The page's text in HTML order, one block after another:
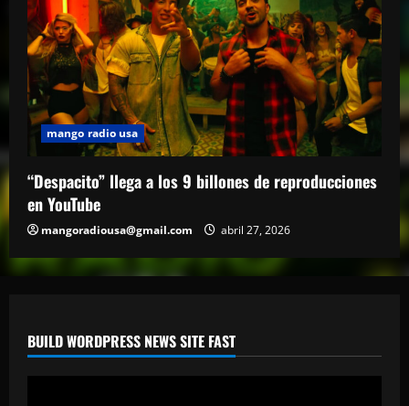
mango radio usa
“Despacito” llega a los 9 billones de reproducciones
en YouTube
mangoradiousa@gmail.com abril 27, 2026
BUILD WORDPRESS NEWS SITE FAST